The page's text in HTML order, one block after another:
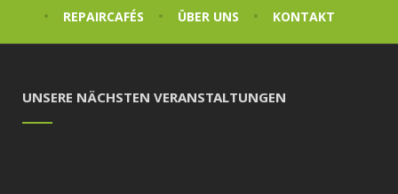
REPAIRCAFÉS
ÜBER UNS KONTAKT
UNSERE NÄCHSTEN VERANSTALTUNGEN